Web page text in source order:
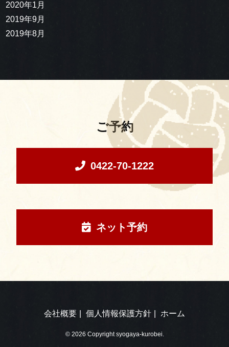
2020年1月
2019年9月
2019年8月
ご予約
0422-70-1222
ネット予約
会社概要 個人情報保護方針 ホーム
© 2026 Copyright syogaya-kurobei.